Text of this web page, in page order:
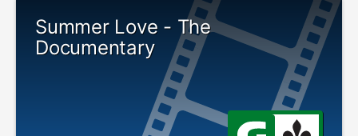
Summer Love - The
Documentary